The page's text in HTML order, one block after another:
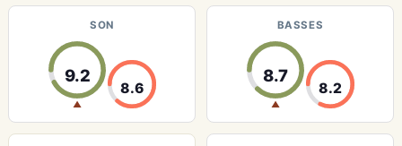
SON
9.2
▲
8.6
BASSES
8.7
▲
8.2